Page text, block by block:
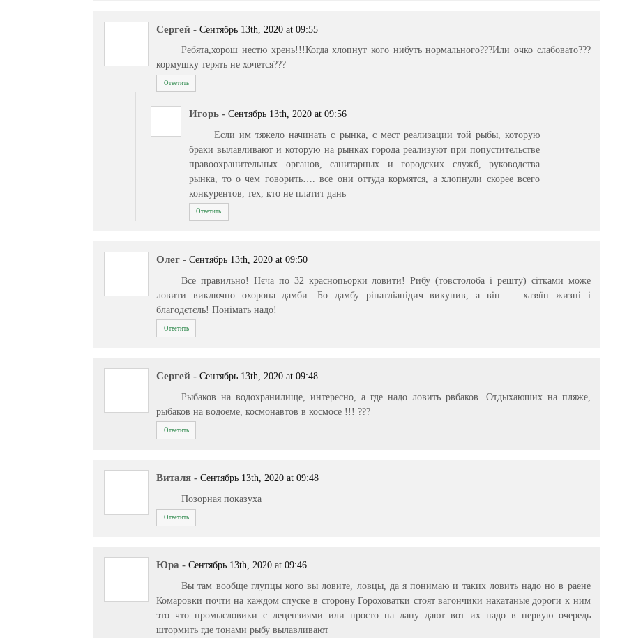
Сергей - Сентябрь 13th, 2020 at 09:55
Ребята,хорош нестю хрень!!!Когда хлопнут кого нибуть нормального???Или очко слабовато???
кормушку терять не хочется???
Ответить
Игорь - Сентябрь 13th, 2020 at 09:56
Если им тяжело начинать с рынка, с мест реализации той рыбы, которую
браки вылавливают и которую на рынках города реализуют при попустительстве
правоохранительных органов, санитарных и городских служб, руководства
рынка, то о чем говорить…. все они оттуда кормятся, а хлопнули скорее всего
конкурентов, тех, кто не платит дань
Ответить
Олег - Сентябрь 13th, 2020 at 09:50
Все правильно! Нєча по 32 краснопьорки ловити! Рибу (товстолоба і решту) сітками може
ловити виключно охорона дамби. Бо дамбу рінатліанідич викупив, а він — хазяїн жизні і
благодєтєль! Понімать надо!
Ответить
Сергей - Сентябрь 13th, 2020 at 09:48
Рыбаков на водохранилище, интересно, а где надо ловить рвбаков. Отдыхаюших на пляже,
рыбаков на водоеме, космонавтов в космосе !!! ???
Ответить
Виталя - Сентябрь 13th, 2020 at 09:48
Позорная показуха
Ответить
Юра - Сентябрь 13th, 2020 at 09:46
Вы там вообще глупцы кого вы ловите, ловцы, да я понимаю и таких ловить надо но в раене
Комаровки почти на каждом спуске в сторону Гороховатки стоят вагончики накатаные дороги к ним
это что промысловики с лецензиями или просто на лапу дают вот их надо в первую очередь
штормить где тонами рыбу вылавливают